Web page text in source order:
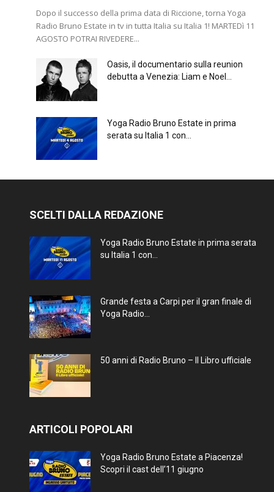
Dopo il successo della prima data di Riccione, torna Yoga
Radio Bruno Estate in tv in tutta Italia su Italia 1! MARTEDì 11
AGOSTO POTRAI RIVEDERE...
Oasis, il documentario sulla reunion
debutta a Venezia: Liam e Noel...
Yoga Radio Bruno Estate in prima
serata su Italia 1 con...
SCELTI DALLA REDAZIONE
Yoga Radio Bruno Estate in prima serata
su Italia 1 con...
Grande festa a Carpi per il gran finale di
Yoga Radio...
50 anni di Radio Bruno – Il Libro ufficiale
ARTICOLI POPOLARI
Yoga Radio Bruno Estate a Piacenza!
Scopri il cast dell’11 giugno